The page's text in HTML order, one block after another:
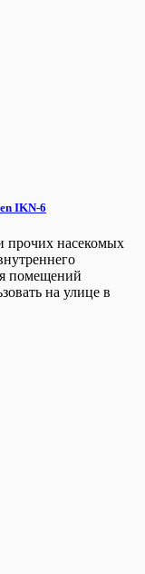
IKN-6
прочих насекомых
помещений
на улице в